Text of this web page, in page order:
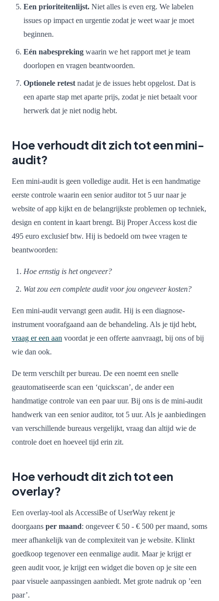
Een prioriteitenlijst. Niet alles is even erg. We labelen
issues op impact en urgentie zodat je weet waar je moet
beginnen.
Eén nabespreking waarin we het rapport met je team
doorlopen en vragen beantwoorden.
Optionele retestnadat je de issues hebt opgelost. Dat is
een aparte stap met aparte prijs, zodat je niet betaalt voor
herwerk dat je niet nodig hebt.
Hoe verhoudt dit zich tot een mini-
audit?
Een mini-audit is geen volledige audit. Het is een handmatige
eerste controle waarin een senior auditor tot 5 uur naar je
website of app kijkt en de belangrijkste problemen op techniek,
design en content in kaart brengt. Bij Proper Access kost die
495 euro exclusief btw. Hij is bedoeld om twee vragen te
beantwoorden:
Hoe ernstig is het ongeveer?
Wat zou een complete audit voor jou ongeveer kosten?
Een mini-audit vervangt geen audit. Hij is een diagnose-
instrument voorafgaand aan de behandeling. Als je tijd hebt,
vraag er een aan voordat je een offerte aanvraagt, bij ons of bij
wie dan ook.
De term verschilt per bureau. De een noemt een snelle
geautomatiseerde scan een ‘quickscan’, de ander een
handmatige controle van een paar uur. Bij ons is de mini-audit
handwerk van een senior auditor, tot 5 uur. Als je aanbiedingen
van verschillende bureaus vergelijkt, vraag dan altijd wie de
controle doet en hoeveel tijd erin zit.
Hoe verhoudt dit zich tot een
overlay?
Een overlay-tool als AccessiBe of UserWay rekent je
doorgaans per maand: ongeveer € 50 - € 500 per maand, soms
meer afhankelijk van de complexiteit van je website. Klinkt
goedkoop tegenover een eenmalige audit. Maar je krijgt er
geen audit voor, je krijgt een widget die boven op je site een
paar visuele aanpassingen aanbiedt. Met grote nadruk op ’een
paar’.